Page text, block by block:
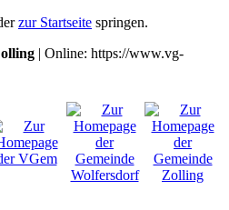
zur Startseite springen.
| Online: https://www.vg-